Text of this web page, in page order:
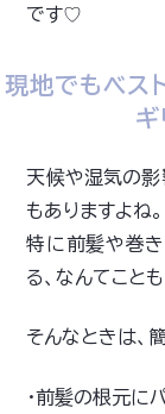
です♡
現地でもベス
天候や湿気の影
もありますよね。
特に前髪や巻
る、なんてことも
そんなときは、
・前髪の根元に